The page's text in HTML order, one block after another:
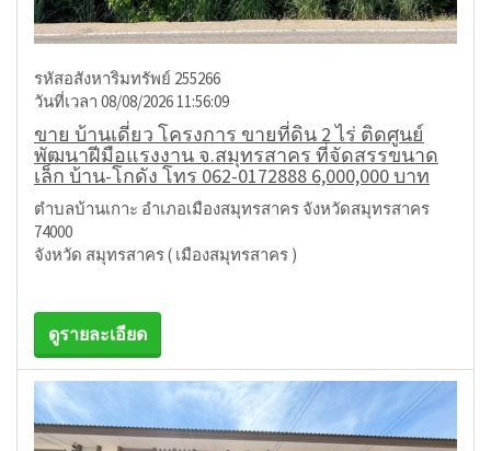
รหัสอสังหาริมทรัพย์ 255266
วันที่เวลา 08/08/2026 11:56:09
ขาย บ้านเดี่ยว โครงการ ขายที่ดิน 2 ไร่ ติดศูนย์
พัฒนาฝีมือแรงงาน จ.สมุทรสาคร ที่จัดสรรขนาด
เล็ก บ้าน-โกดัง โทร 062-0172888 6,000,000 บาท
ตำบลบ้านเกาะ อำเภอเมืองสมุทรสาคร จังหวัดสมุทรสาคร
74000
จังหวัด สมุทรสาคร ( เมืองสมุทรสาคร )
ดูรายละเอียด